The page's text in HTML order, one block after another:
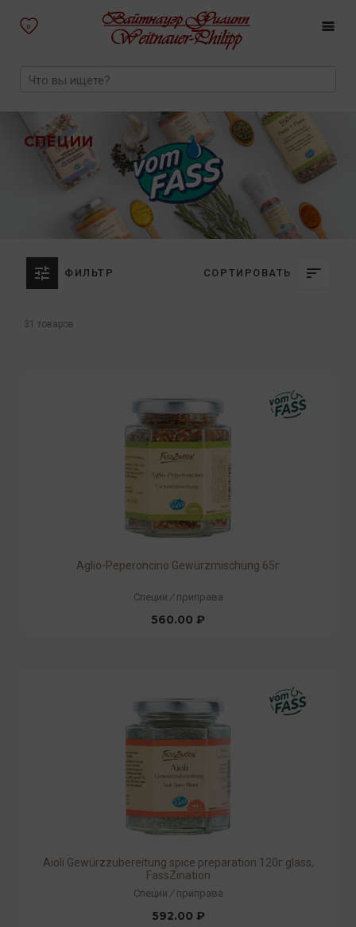
0
СПЕЦИИ
ФИЛЬТР СОРТИРОВАТЬ
31 товаров
Aglio-Peperoncino Gewürzmischung 65г
Специи / приправа
560.00 ₽
Aioli Gewürzzubereitung spice preparation 120г glass,
FassZination
Специи / приправа
592.00 ₽